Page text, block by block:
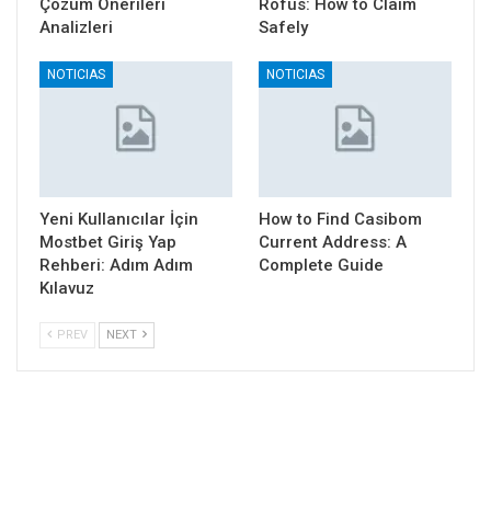
Çözüm Önerileri
Analizleri
Rofus: How to Claim
Safely
NOTICIAS
Yeni Kullanıcılar İçin
Mostbet Giriş Yap
Rehberi: Adım Adım
Kılavuz
NOTICIAS
How to Find Casibom
Current Address: A
Complete Guide
PREV NEXT